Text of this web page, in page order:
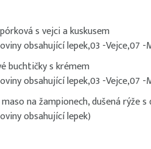
s vejci a kuskusem
obsahující lepek,03 -Vejce,07 -
buchtičky s krémem
obsahující lepek,03 -Vejce,07 -
na žampionech, dušená rýže
obsahující lepek)